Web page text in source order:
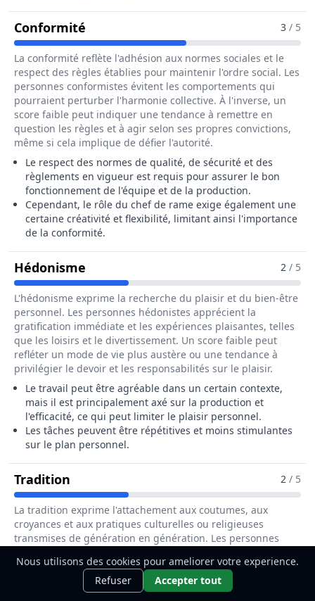
Conformité Pour Le Métier De Chef / Cheffe De
3 / 5
La conformité reflète l'adhésion aux normes sociales et le
respect des règles établies pour maintenir l'ordre social. Les
personnes conformistes évitent les comportements qui
pourraient perturber l'harmonie collective. À l'inverse, un
score faible peut indiquer une tendance à remettre en
question les règles et à agir selon ses propres convictions,
même si cela implique de défier l'autorité.
Le respect des normes de qualité, de sécurité et des
règlements en vigueur est requis pour assurer le bon
fonctionnement de l'équipe et de la production.
Cependant, le rôle du chef de rame exige également une
certaine créativité et flexibilité, limitant ainsi l'importance
de la conformité.
Hédonisme Pour Le Métier De Chef / Cheffe De
2 / 5
L'hédonisme exprime la recherche du plaisir et du bien-être
personnel. Les personnes hédonistes apprécient la
gratification immédiate et les expériences plaisantes, telles
que les loisirs et le divertissement. Un score faible peut
refléter un mode de vie plus austère ou une tendance à
privilégier le devoir et les responsabilités sur le plaisir.
Le travail peut être agréable dans un certain contexte,
mais il est principalement axé sur la production et
l'efficacité, ce qui peut limiter le plaisir personnel.
Les tâches peuvent être répétitives et moins stimulantes
sur le plan personnel.
Tradition Pour Le Métier De Chef / Cheffe De
2 / 5
La tradition exprime l'attachement aux coutumes, aux
croyances et aux pratiques culturelles ou religieuses
transmises de génération en génération. Les personnes
passé et cherchent à préserver ces traditions. Un score
faible peut indiquer une ouverture au changement et une
préférence pour l'innovation par rapport aux conventions
Ce métier t'intéresse ?Découvre
comment le devenir.
Nous utilisons des cookies pour ameliorer votre experience.
Refuser
Accepter tout